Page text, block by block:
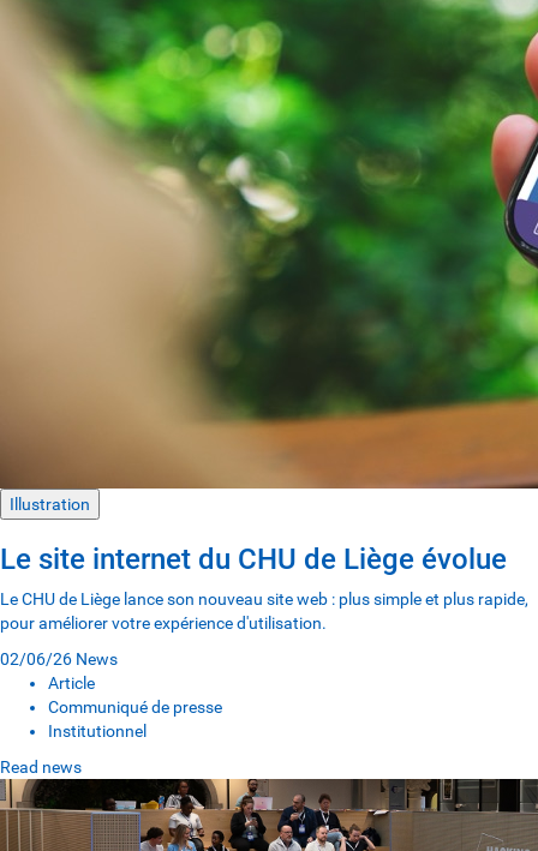
Illustration
Le site internet du CHU de Liège évolue
Le CHU de Liège lance son nouveau site web : plus simple et plus rapide,
pour améliorer votre expérience d'utilisation.
02/06/26 News
Article
Communiqué de presse
Institutionnel
Read news